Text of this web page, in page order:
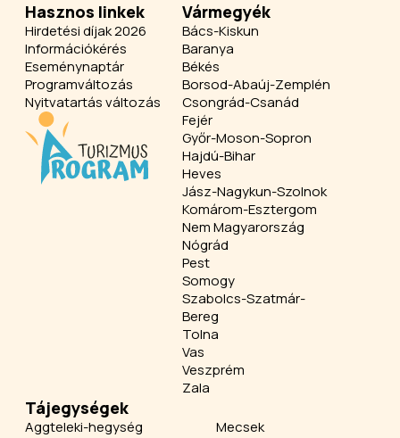
Hasznos linkek
Hirdetési díjak 2026
Információkérés
Eseménynaptár
Programváltozás
Nyitvatartás változás
Vármegyék
Bács-Kiskun
Baranya
Békés
Borsod-Abaúj-Zemplén
Csongrád-Csanád
Fejér
Győr-Moson-Sopron
Hajdú-Bihar
Heves
Jász-Nagykun-Szolnok
Komárom-Esztergom
Nem Magyarország
Nógrád
Pest
Somogy
Szabolcs-Szatmár-
Bereg
Tolna
Vas
Veszprém
Zala
Tájegységek
Aggteleki-hegység
Mecsek